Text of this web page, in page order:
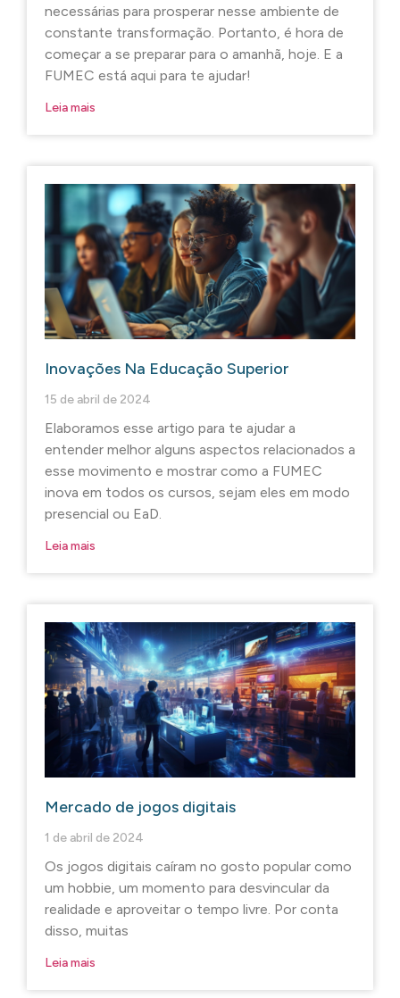
necessárias para prosperar nesse ambiente de
constante transformação. Portanto, é hora de
começar a se preparar para o amanhã, hoje. E a
FUMEC está aqui para te ajudar!
Leia mais
Inovações Na Educação Superior
15 de abril de 2024
Elaboramos esse artigo para te ajudar a
entender melhor alguns aspectos relacionados a
esse movimento e mostrar como a FUMEC
inova em todos os cursos, sejam eles em modo
presencial ou EaD.
Leia mais
Mercado de jogos digitais
1 de abril de 2024
Os jogos digitais caíram no gosto popular como
um hobbie, um momento para desvincular da
realidade e aproveitar o tempo livre. Por conta
disso, muitas
Leia mais